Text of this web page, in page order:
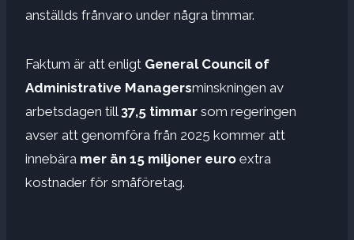
anställds frånvaro under några timmar.
Faktum är att enligt General Council of
Administrative Managersminskningen av
arbetsdagen till 37,5 timmar som regeringen
avser att genomföra från 2025 kommer att
innebära mer än 15 miljoner euro extra
kostnader för småföretag.